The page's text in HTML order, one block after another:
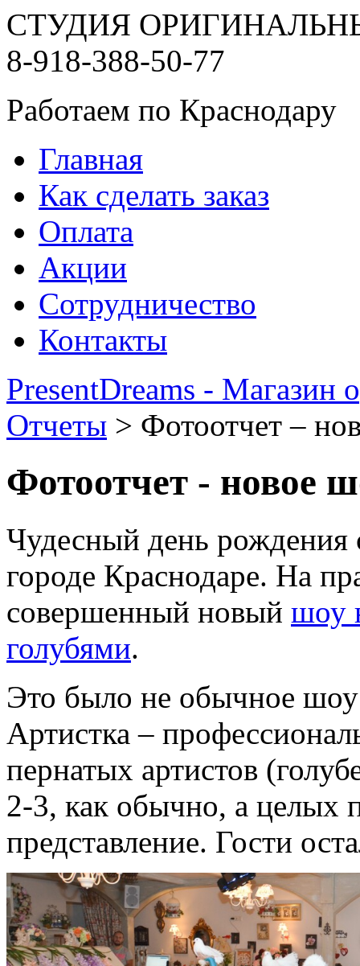
СТУДИЯ
8-918-388-50-77
Работаем по Краснодару
Главная
Как сделать заказ
Оплата
Акции
Сотрудничество
Контакты
PresentDreams - Магазин
Отчеты > Фотоотчет –
Фотоотчет - новое
Чудесный день рождения
городе Краснодаре. На
совершенный новый шоу
голубями.
Это было не обычное
Артистка –
пернатых артистов
2-3, как обычно, а целых
представление. Гости